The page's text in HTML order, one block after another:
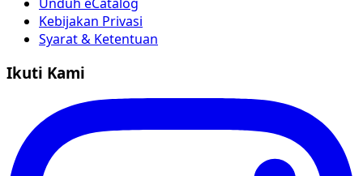
Kebijakan Privasi
Syarat & Ketentuan
Ikuti Kami